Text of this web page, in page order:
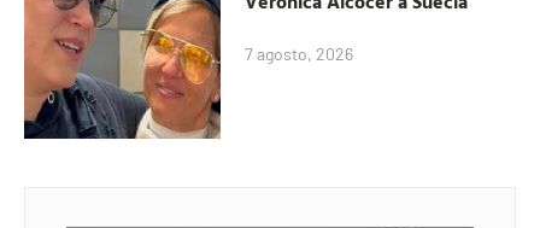
7 agosto, 2026